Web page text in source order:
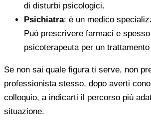
di disturbi psicologici.
Psichiatra: è un medico
Può prescrivere farmaci e
psicoterapeuta per un
Se non sai quale figura ti serve, non
professionista stesso, dopo averti
colloquio, a indicarti il percorso più
situazione.